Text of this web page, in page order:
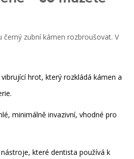
zubní kámen rozbroušovat. V
vibrující hrot, který rozkládá kámen a
minimálně invazivní, vhodné pro
které dentista používá k